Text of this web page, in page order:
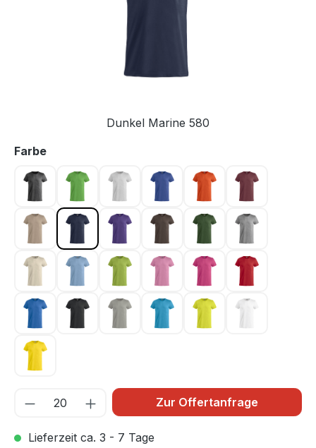
Dunkel Marine 580
Farbeauswählen
Antrazit meliert 955
Apfelgrün 605
Asche 92 Blau 56 Blutorange 18
Caffe Latte 820Dunkel Marine 580
Dunkellila 44Dunkelmocca 825
Flaschengrün 68
Hellbeige 815Hellblau 57Hellgrün 67Hellpink 250Kirsche 300
Royal Blau 55Schwarz 99Silber 94 Türkis 54
Zur Offertanfrage
Lieferzeit ca. 3 - 7 Tage